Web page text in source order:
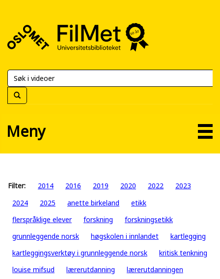
FilMet
Universitetsbiblioteket
Meny
Filter: 2014 2016 2019 2020 2022
2023
2024
2025 anette birkeland
etikk
flerspråklige elever
forskning
forskningsetikk
grunnleggende norsk
høgskolen i innlandet
kartlegging
kartleggingsverktøy i grunnleggende norsk
kritisk tenkning
louise mifsud
lærerutdanning
lærerutdanningen